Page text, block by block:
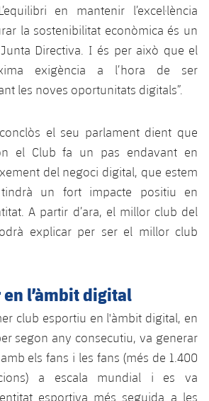
en mantenir l’excel·lència
la sostenibilitat econòmica és un
Directiva. I és per això que el
exigència a l’hora de ser
les noves oportunitats digitals”.
el seu parlament dient que
el Club fa un pas endavant en
del negoci digital, que estem
un fort impacte positiu en
A partir d’ara, el millor club del
explicar per ser el millor club
l’àmbit digital
club esportiu en l'àmbit digital, en
segon any consecutiu, va generar
els fans i les fans (més de 1.400
a escala mundial i es va
esportiva més seguida a les